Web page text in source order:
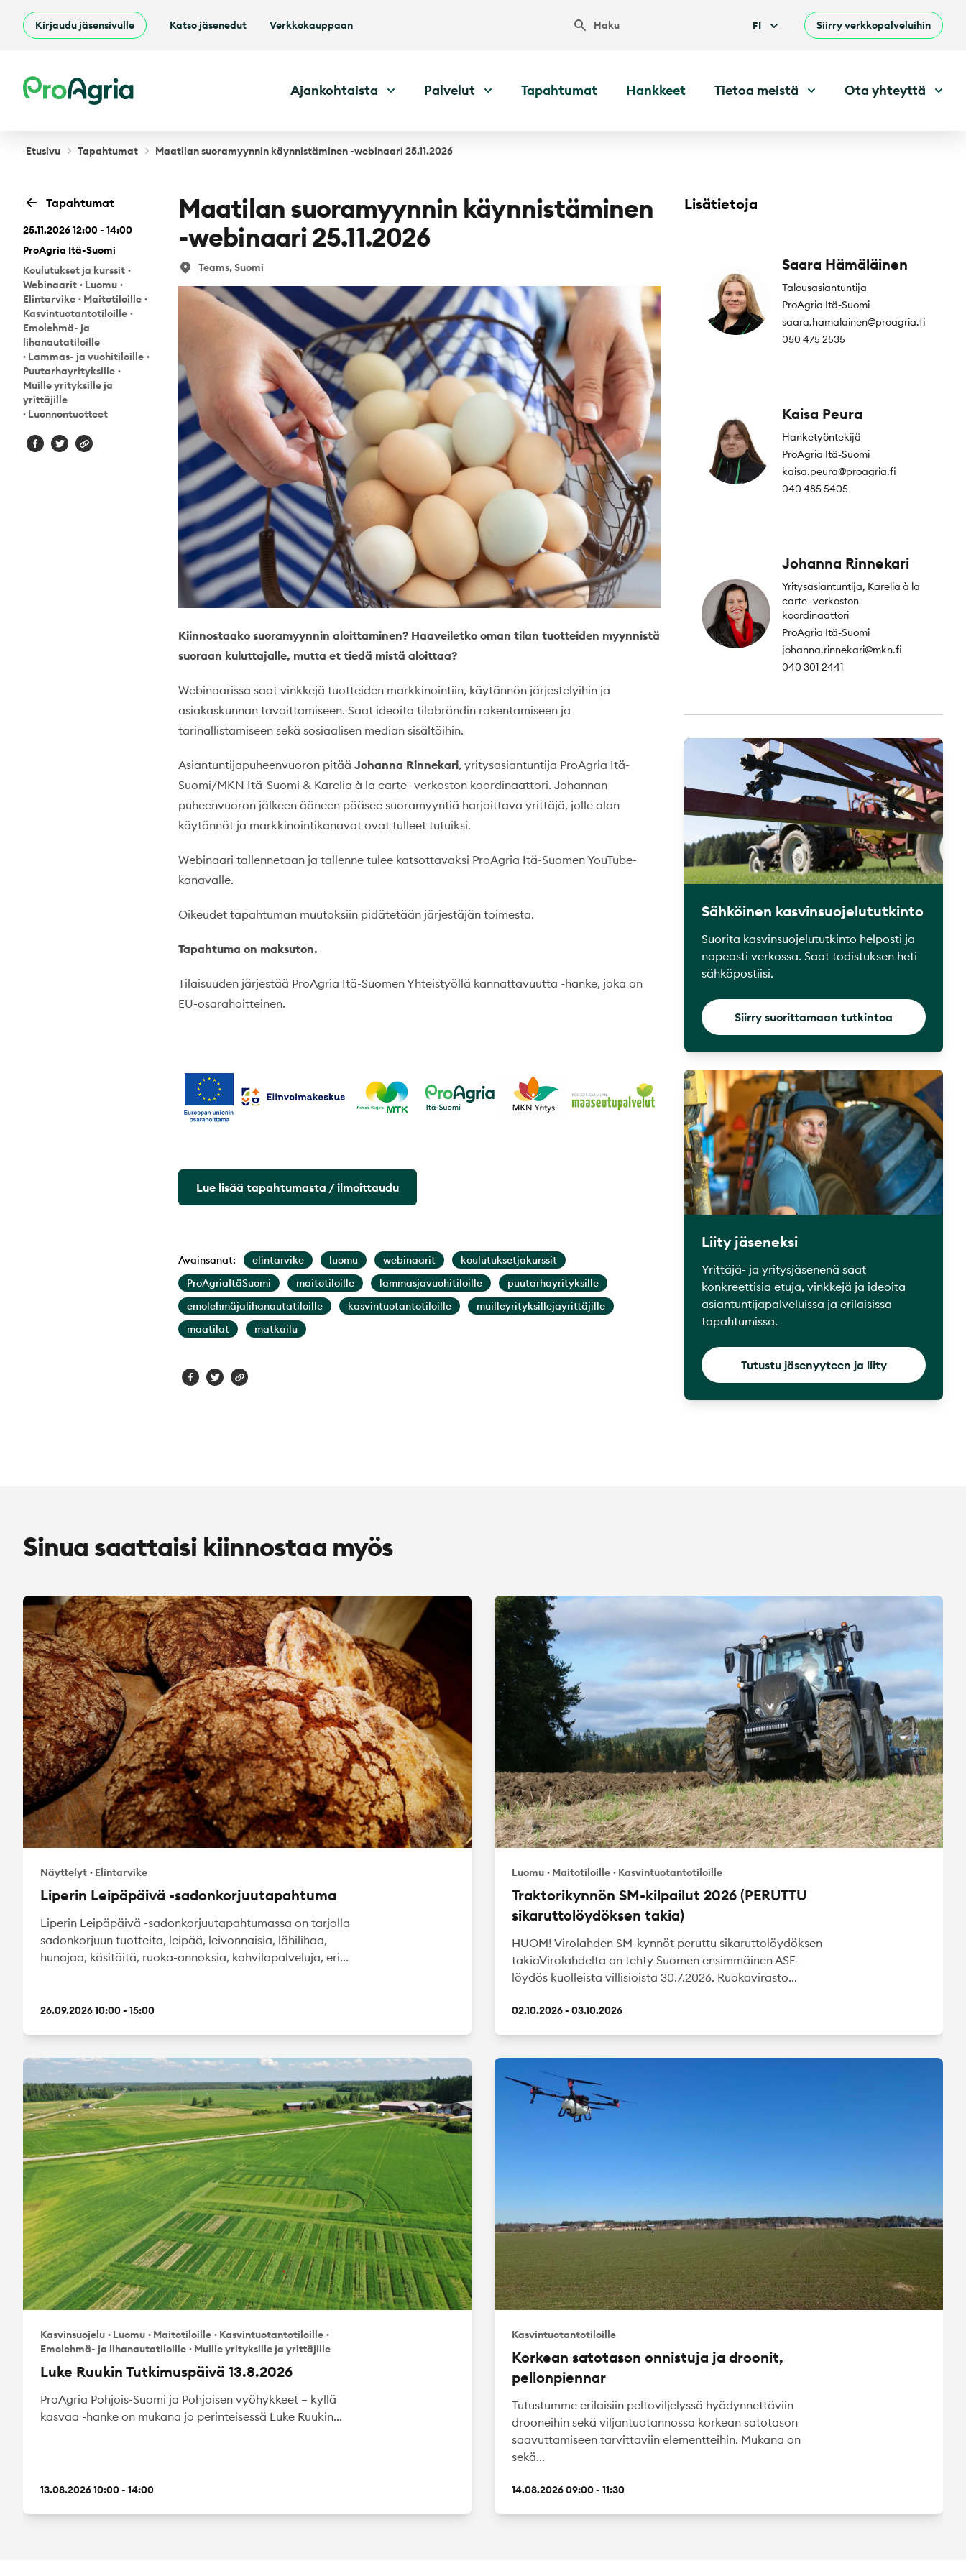
Kirjaudu jäsensivulle Katso jäsenedut Verkkokauppaan Haku FI Siirry verkkopalveluihin
ProAgria Ajankohtaista Palvelut Tapahtumat Hankkeet Tietoa meistä Ota yhteyttä
Etusivu Tapahtumat Maatilan suoramyynnin käynnistäminen -webinaari 25.11.2026
Tapahtumat
25.11.2026 12:00 - 14:00
ProAgria Itä-Suomi
Koulutukset ja kurssit ·
Webinaarit · Luomu ·
Elintarvike · Maitotiloille ·
Kasvintuotantotiloille ·
Emolehmä- ja
lihanautatiloille
· Lammas- ja vuohitiloille ·
Puutarhayrityksille ·
Muille yrityksille ja
yrittäjille
· Luonnontuotteet
Maatilan suoramyynnin käynnistäminen
-webinaari 25.11.2026
Teams, Suomi
Kiinnostaako suoramyynnin aloittaminen? Haaveiletko oman tilan tuotteiden myynnistä
suoraan kuluttajalle, mutta et tiedä mistä aloittaa?
Webinaarissa saat vinkkejä tuotteiden markkinointiin, käytännön järjestelyihin ja
asiakaskunnan tavoittamiseen. Saat ideoita tilabrändin rakentamiseen ja
tarinallistamiseen sekä sosiaalisen median sisältöihin.
Asiantuntijapuheenvuoron pitää Johanna Rinnekari, yritysasiantuntija ProAgria Itä-
Suomi/MKN Itä-Suomi & Karelia à la carte -verkoston koordinaattori. Johannan
puheenvuoron jälkeen ääneen pääsee suoramyyntiä harjoittava yrittäjä, jolle alan
käytännöt ja markkinointikanavat ovat tulleet tutuiksi.
Webinaari tallennetaan ja tallenne tulee katsottavaksi ProAgria Itä-Suomen YouTube-
kanavalle.
Oikeudet tapahtuman muutoksiin pidätetään järjestäjän toimesta.
Tapahtuma on maksuton.
Tilaisuuden järjestää ProAgria Itä-Suomen Yhteistyöllä kannattavuutta -hanke, joka on
EU-osarahoitteinen.
Lue lisää tapahtumasta / ilmoittaudu
Avainsanat: elintarvike luomu webinaarit
koulutuksetjakurssit
ProAgriaItäSuomi
maitotiloille lammasjavuohitiloille
puutarhayrityksille
emolehmäjalihanautatiloille
kasvintuotantotiloille
muilleyrityksillejayrittäjille
maatilat
matkailu
Lisätietoja
Saara Hämäläinen
Talousasiantuntija
ProAgria Itä-Suomi
saara.hamalainen@proagria.fi
050 475 2535
Kaisa Peura
Hanketyöntekijä
ProAgria Itä-Suomi
kaisa.peura@proagria.fi
040 485 5405
Johanna Rinnekari
Yritysasiantuntija, Karelia à la
carte -verkoston
koordinaattori
ProAgria Itä-Suomi
johanna.rinnekari@mkn.fi
040 301 2441
Sähköinen kasvinsuojelututkinto
Suorita kasvinsuojelututkinto helposti ja
nopeasti verkossa. Saat todistuksen heti
sähköpostiisi.
Siirry suorittamaan tutkintoa
Liity jäseneksi
Yrittäjä- ja yritysjäsenenä saat
konkreettisia etuja, vinkkejä ja ideoita
asiantuntijapalveluissa ja erilaisissa
tapahtumissa.
Tutustu jäsenyyteen ja liity
Sinua saattaisi kiinnostaa myös
Näyttelyt · Elintarvike
Liperin Leipäpäivä -sadonkorjuutapahtuma
Liperin Leipäpäivä -sadonkorjuutapahtumassa on tarjolla
sadonkorjuun tuotteita, leipää, leivonnaisia, lähilihaa,
hunajaa, käsitöitä, ruoka-annoksia, kahvilapalveluja, eri...
26.09.2026 10:00 - 15:00
Luomu · Maitotiloille · Kasvintuotantotiloille
Traktorikynnön SM-kilpailut 2026 (PERUTTU
sikaruttolöydöksen takia)
HUOM! Virolahden SM-kynnöt peruttu sikaruttolöydöksen
takiaVirolahdelta on tehty Suomen ensimmäinen ASF-
löydös kuolleista villisioista 30.7.2026. Ruokavirasto...
02.10.2026 - 03.10.2026
Kasvinsuojelu · Luomu · Maitotiloille · Kasvintuotantotiloille ·
Emolehmä- ja lihanautatiloille · Muille yrityksille ja yrittäjille
Luke Ruukin Tutkimuspäivä 13.8.2026
ProAgria Pohjois-Suomi ja Pohjoisen vyöhykkeet – kyllä
kasvaa -hanke on mukana jo perinteisessä Luke Ruukin...
13.08.2026 10:00 - 14:00
Kasvintuotantotiloille
Korkean satotason onnistuja ja droonit,
pellonpiennar
Tutustumme erilaisiin peltoviljelyssä hyödynnettäviin
drooneihin sekä viljantuotannossa korkean satotason
saavuttamiseen tarvittaviin elementteihin. Mukana on
sekä...
14.08.2026 09:00 - 11:30